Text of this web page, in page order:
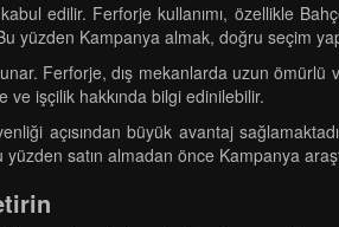
edilir. Ferforje kullanımı, özellikle
yüzden Kampanya almak, doğru seçim
Ferforje, dış mekanlarda uzun
işçilik hakkında bilgi edinilebilir.
açısından büyük avantaj
satın almadan önce Kampanya